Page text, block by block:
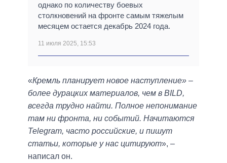
однако по количеству боевых
столкновений на фронте самым тяжелым
месяцем остается декабрь 2024 года.
11 июля 2025, 15:53
«Кремль планирует новое наступление» –
более дурацких материалов, чем в BILD,
всегда трудно найти. Полное непонимание
там ни фронта, ни событий. Начитаются
Telegram, часто российские, и пишут
статьи, которые у нас цитируют», –
написал он.